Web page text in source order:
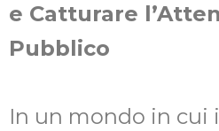
e Catturare
Pubblico
In un mondo in cui